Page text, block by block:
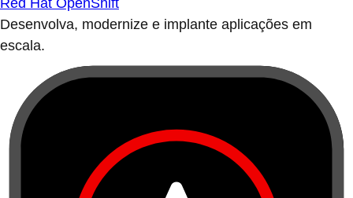
Red Hat OpenShift
Desenvolva, modernize e implante aplicações em
escala.